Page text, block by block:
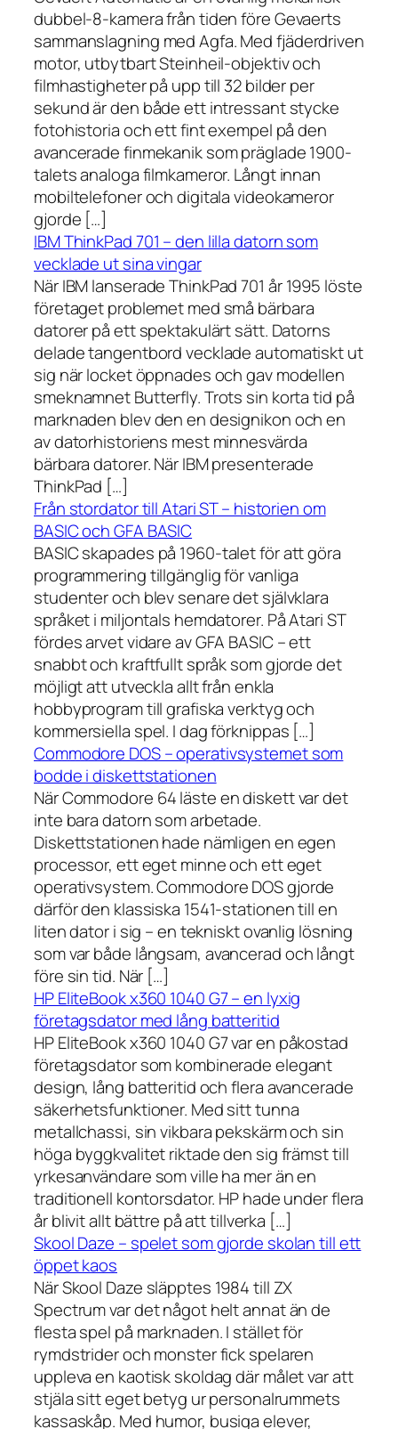
dubbel-8-kamera från tiden före Gevaerts
sammanslagning med Agfa. Med fjäderdriven
motor, utbytbart Steinheil-objektiv och
filmhastigheter på upp till 32 bilder per
sekund är den både ett intressant stycke
fotohistoria och ett fint exempel på den
avancerade finmekanik som präglade 1900-
talets analoga filmkameror. Långt innan
mobiltelefoner och digitala videokameror
gjorde […]
IBM ThinkPad 701 – den lilla datorn som
vecklade ut sina vingar
När IBM lanserade ThinkPad 701 år 1995 löste
företaget problemet med små bärbara
datorer på ett spektakulärt sätt. Datorns
delade tangentbord vecklade automatiskt ut
sig när locket öppnades och gav modellen
smeknamnet Butterfly. Trots sin korta tid på
marknaden blev den en designikon och en
av datorhistoriens mest minnesvärda
bärbara datorer. När IBM presenterade
ThinkPad […]
Från stordator till Atari ST – historien om
BASIC och GFA BASIC
BASIC skapades på 1960-talet för att göra
programmering tillgänglig för vanliga
studenter och blev senare det självklara
språket i miljontals hemdatorer. På Atari ST
fördes arvet vidare av GFA BASIC – ett
snabbt och kraftfullt språk som gjorde det
möjligt att utveckla allt från enkla
hobbyprogram till grafiska verktyg och
kommersiella spel. I dag förknippas […]
Commodore DOS – operativsystemet som
bodde i diskettstationen
När Commodore 64 läste en diskett var det
inte bara datorn som arbetade.
Diskettstationen hade nämligen en egen
processor, ett eget minne och ett eget
operativsystem. Commodore DOS gjorde
därför den klassiska 1541-stationen till en
liten dator i sig – en tekniskt ovanlig lösning
som var både långsam, avancerad och långt
före sin tid. När […]
HP EliteBook x360 1040 G7 – en lyxig
företagsdator med lång batteritid
HP EliteBook x360 1040 G7 var en påkostad
företagsdator som kombinerade elegant
design, lång batteritid och flera avancerade
säkerhetsfunktioner. Med sitt tunna
metallchassi, sin vikbara pekskärm och sin
höga byggkvalitet riktade den sig främst till
yrkesanvändare som ville ha mer än en
traditionell kontorsdator. HP hade under flera
år blivit allt bättre på att tillverka […]
Skool Daze – spelet som gjorde skolan till ett
öppet kaos
När Skool Daze släpptes 1984 till ZX
Spectrum var det något helt annat än de
flesta spel på marknaden. I stället för
rymdstrider och monster fick spelaren
uppleva en kaotisk skoldag där målet var att
stjäla sitt eget betyg ur personalrummets
kassaskåp. Med humor, busiga elever,